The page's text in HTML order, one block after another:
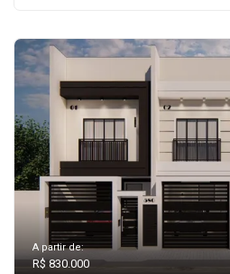
A partir de:
R$ 830.000